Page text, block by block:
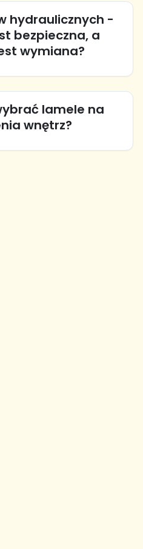
hydraulicznych -
bezpieczna, a
wymiana?
lamele na
wnętrz?